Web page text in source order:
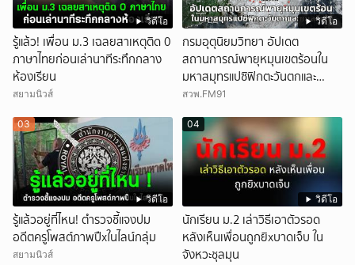
วิดีโอ
รู้แล้ว! เพื่อน ม.3 เฉลยสาเหตุติด 0
ภาษาไทยก่อนเล่านาทีระทึกกลาง
ห้องเรียน
สยามนิวส์
วิดีโอ
กรมอุตุนิยมวิทยา อัปเดต
สถานการณ์พายุหมุนเขตร้อนใน
มหาสมุทรแปซิฟิกตะวันตกและ
ทะเลจีนใต้
สวพ.FM91
วิดีโอ
03
รู้แล้วอยู่ที่ไหน! ตำรวจชี้แจงปม
อดีตครูโพสต์ภาพปืxในไลน์กลุ่ม
สยามนิวส์
วิดีโอ
04
นักเรียน ม.2 เล่าวิธีเอาตัวรอด
หลังเห็นเพื่อนถูกยิxบาดเจ็บ ใน
จังหวะชุลมุน